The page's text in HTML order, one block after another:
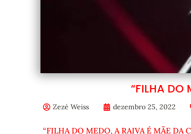
“FILHA DO
Zezé Weiss dezembro 25, 2022
“FILHA DO MEDO, A RAIVA É MÃE DA